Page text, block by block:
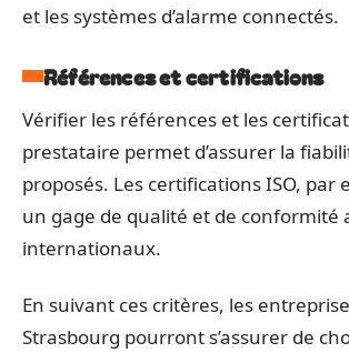
et les systèmes d’alarme connectés.
Références et certifications
Vérifier les références et les
prestataire permet d’assurer la
proposés. Les certifications ISO, par
un gage de qualité et de conformité
internationaux.
En suivant ces critères, les
Strasbourg pourront s’assurer de